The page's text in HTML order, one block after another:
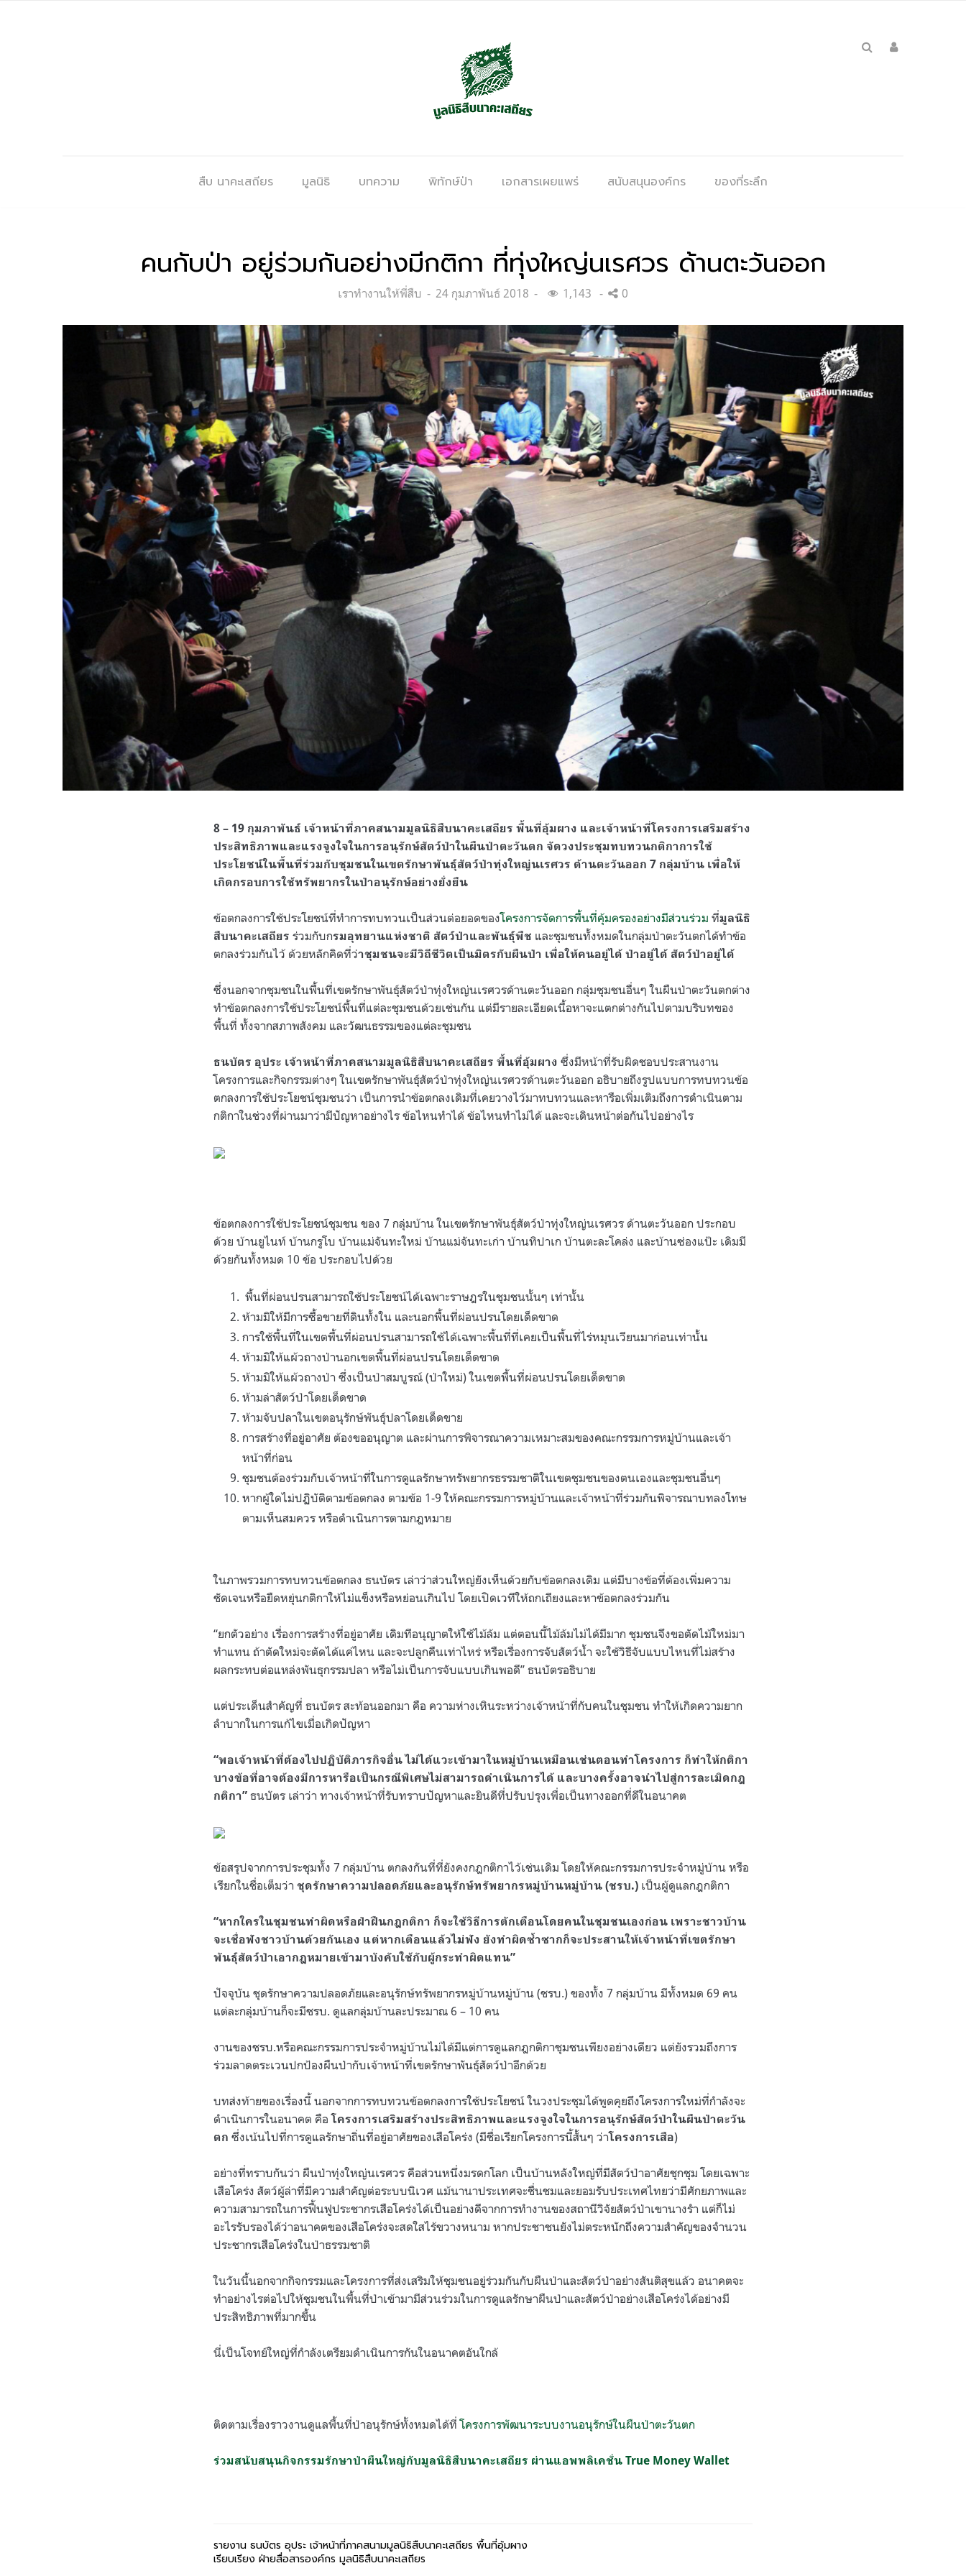
สืบ นาคะเสถียร มูลนิธิ บทความ พิทักษ์ป่า เอกสารเผยแพร่ สนับสนุนองค์กร ของที่ระลึก
คนกับป่า อยู่ร่วมกันอย่างมีกติกา ที่ทุ่งใหญ่นเรศวร ด้านตะวันออก
Categories:
เราทำงานให้พี่สืบ
Posted
24 กุมภาพันธ์ 2018 1,143 0
8 – 19 กุมภาพันธ์ เจ้าหน้าที่ภาคสนามมูลนิธิสืบนาคะเสถียร พื้นที่อุ้มผาง และเจ้าหน้าที่โครงการเสริมสร้าง
ประสิทธิภาพและแรงจูงใจในการอนุรักษ์สัตว์ป่าในผืนป่าตะวันตก จัดวงประชุมทบทวนกติกาการใช้
ประโยชน์ในพื้นที่ร่วมกับชุมชนในเขตรักษาพันธุ์สัตว์ป่าทุ่งใหญ่นเรศวร ด้านตะวันออก 7 กลุ่มบ้าน เพื่อให้
เกิดกรอบการใช้ทรัพยากรในป่าอนุรักษ์อย่างยั่งยืน
ข้อตกลงการใช้ประโยชน์ที่ทำการทบทวนเป็นส่วนต่อยอดของโครงการจัดการพื้นที่คุ้มครองอย่างมีส่วนร่วม ที่มูลนิธิ
สืบนาคะเสถียร ร่วมกับกรมอุทยานแห่งชาติ สัตว์ป่าและพันธุ์พืช และชุมชนทั้งหมดในกลุ่มป่าตะวันตกได้ทำข้อ
ตกลงร่วมกันไว้ ด้วยหลักคิดที่ว่าชุมชนจะมีวิถีชีวิตเป็นมิตรกับผืนป่า เพื่อให้คนอยู่ได้ ป่าอยู่ได้ สัตว์ป่าอยู่ได้
ซึ่งนอกจากชุมชนในพื้นที่เขตรักษาพันธุ์สัตว์ป่าทุ่งใหญ่นเรศวรด้านตะวันออก กลุ่มชุมชนอื่นๆ ในผืนป่าตะวันตกต่าง
ทำข้อตกลงการใช้ประโยชน์พื้นที่แต่ละชุมชนด้วยเช่นกัน แต่มีรายละเอียดเนื้อหาจะแตกต่างกันไปตามบริบทของ
พื้นที่ ทั้งจากสภาพสังคม และวัฒนธรรมของแต่ละชุมชน
ธนบัตร อุประ เจ้าหน้าที่ภาคสนามมูลนิธิสืบนาคะเสถียร พื้นที่อุ้มผาง ซึ่งมีหน้าที่รับผิดชอบประสานงาน
โครงการและกิจกรรมต่างๆ ในเขตรักษาพันธุ์สัตว์ป่าทุ่งใหญ่นเรศวรด้านตะวันออก อธิบายถึงรูปแบบการทบทวนข้อ
ตกลงการใช้ประโยชน์ชุมชนว่า เป็นการนำข้อตกลงเดิมที่เคยวางไว้มาทบทวนและหารือเพิ่มเติมถึงการดำเนินตาม
กติกาในช่วงที่ผ่านมาว่ามีปัญหาอย่างไร ข้อไหนทำได้ ข้อไหนทำไม่ได้ และจะเดินหน้าต่อกันไปอย่างไร
ข้อตกลงการใช้ประโยชน์ชุมชน ของ 7 กลุ่มบ้าน ในเขตรักษาพันธุ์สัตว์ป่าทุ่งใหญ่นเรศวร ด้านตะวันออก ประกอบ
ด้วย บ้านยูไนท์ บ้านกรูโบ บ้านแม่จันทะใหม่ บ้านแม่จันทะเก่า บ้านทิปาเก บ้านตะละโคล่ง และบ้านซ่องแป๊ะ เดิมมี
ด้วยกันทั้งหมด 10 ข้อ ประกอบไปด้วย
พื้นที่ผ่อนปรนสามารถใช้ประโยชน์ได้เฉพาะราษฎรในชุมชนนั้นๆ เท่านั้น
ห้ามมิให้มีการซื้อขายที่ดินทั้งใน และนอกพื้นที่ผ่อนปรนโดยเด็ดขาด
การใช้พื้นที่ในเขตพื้นที่ผ่อนปรนสามารถใช้ได้เฉพาะพื้นที่ที่เคยเป็นพื้นที่ไร่หมุนเวียนมาก่อนเท่านั้น
ห้ามมิให้แผ้วถางป่านอกเขตพื้นที่ผ่อนปรนโดยเด็ดขาด
ห้ามมิให้แผ้วถางป่า ซึ่งเป็นป่าสมบูรณ์ (ป่าใหม่) ในเขตพื้นที่ผ่อนปรนโดยเด็ดขาด
ห้ามล่าสัตว์ป่าโดยเด็ดขาด
ห้ามจับปลาในเขตอนุรักษ์พันธุ์ปลาโดยเด็ดขาย
การสร้างที่อยู่อาศัย ต้องขออนุญาต และผ่านการพิจารณาความเหมาะสมของคณะกรรมการหมู่บ้านและเจ้า
หน้าที่ก่อน
ชุมชนต้องร่วมกับเจ้าหน้าที่ในการดูแลรักษาทรัพยากรธรรมชาติในเขตชุมชนของตนเองและชุมชนอื่นๆ
หากผู้ใดไม่ปฏิบัติตามข้อตกลง ตามข้อ 1-9 ให้คณะกรรมการหมู่บ้านและเจ้าหน้าที่ร่วมกันพิจารณาบทลงโทษ
ตามเห็นสมควร หรือดำเนินการตามกฎหมาย
ในภาพรวมการทบทวนข้อตกลง ธนบัตร เล่าว่าส่วนใหญ่ยังเห็นด้วยกับข้อตกลงเดิม แต่มีบางข้อที่ต้องเพิ่มความ
ชัดเจนหรือยืดหยุ่นกติกาให้ไม่แข็งหรือหย่อนเกินไป โดยเปิดเวทีให้ถกเถียงและหาข้อตกลงร่วมกัน
“ยกตัวอย่าง เรื่องการสร้างที่อยู่อาศัย เดิมทีอนุญาตให้ใช้ไม้ล้ม แต่ตอนนี้ไม้ล้มไม่ได้มีมาก ชุมชนจึงขอตัดไม้ใหม่มา
ทำแทน ถ้าตัดใหม่จะตัดได้แค่ไหน และจะปลูกคืนเท่าไหร่ หรือเรื่องการจับสัตว์น้ำ จะใช้วิธีจับแบบไหนที่ไม่สร้าง
ผลกระทบต่อแหล่งพันธุกรรมปลา หรือไม่เป็นการจับแบบเกินพอดี” ธนบัตรอธิบาย
แต่ประเด็นสำคัญที่ ธนบัตร สะท้อนออกมา คือ ความห่างเหินระหว่างเจ้าหน้าที่กับคนในชุมชน ทำให้เกิดความยาก
ลำบากในการแก้ไขเมื่อเกิดปัญหา
“พอเจ้าหน้าที่ต้องไปปฏิบัติภารกิจอื่น ไม่ได้แวะเข้ามาในหมู่บ้านเหมือนเช่นตอนทำโครงการ ก็ทำให้กติกา
บางข้อที่อาจต้องมีการหารือเป็นกรณีพิเศษไม่สามารถดำเนินการได้ และบางครั้งอาจนำไปสู่การละเมิดกฎ
กติกา” ธนบัตร เล่าว่า ทางเจ้าหน้าที่รับทราบปัญหาและยินดีที่ปรับปรุงเพื่อเป็นทางออกที่ดีในอนาคต
ข้อสรุปจากการประชุมทั้ง 7 กลุ่มบ้าน ตกลงกันที่ที่ยังคงกฎกติกาไว้เช่นเดิม โดยให้คณะกรรมการประจำหมู่บ้าน หรือ
เรียกในชื่อเต็มว่า ชุดรักษาความปลอดภัยและอนุรักษ์ทรัพยากรหมู่บ้านหมู่บ้าน (ชรบ.) เป็นผู้ดูแลกฎกติกา
“หากใครในชุมชนทำผิดหรือฝ่าฝืนกฎกติกา ก็จะใช้วิธีการตักเตือนโดยคนในชุมชนเองก่อน เพราะชาวบ้าน
จะเชื่อฟังชาวบ้านด้วยกันเอง แต่หากเตือนแล้วไม่ฟัง ยังทำผิดซ้ำซากก็จะประสานให้เจ้าหน้าที่เขตรักษา
พันธุ์สัตว์ป่าเอากฎหมายเข้ามาบังคับใช้กับผู้กระทำผิดแทน”
ปัจจุบัน ชุดรักษาความปลอดภัยและอนุรักษ์ทรัพยากรหมู่บ้านหมู่บ้าน (ชรบ.) ของทั้ง 7 กลุ่มบ้าน มีทั้งหมด 69 คน
แต่ละกลุ่มบ้านก็จะมีชรบ. ดูแลกลุ่มบ้านละประมาณ 6 – 10 คน
งานของชรบ.หรือคณะกรรมการประจำหมู่บ้านไม่ได้มีแต่การดูแลกฎกติกาชุมชนเพียงอย่างเดียว แต่ยังรวมถึงการ
ร่วมลาดตระเวนปกป้องผืนป่ากับเจ้าหน้าที่เขตรักษาพันธุ์สัตว์ป่าอีกด้วย
บทส่งท้ายของเรื่องนี้ นอกจากการทบทวนข้อตกลงการใช้ประโยชน์ ในวงประชุมได้พูดคุยถึงโครงการใหม่ที่กำลังจะ
ดำเนินการในอนาคต คือโครงการเสริมสร้างประสิทธิภาพและแรงจูงใจในการอนุรักษ์สัตว์ป่าในผืนป่าตะวัน
ตก ซึ่งเน้นไปที่การดูแลรักษาถิ่นที่อยู่อาศัยของเสือโคร่ง (มีชื่อเรียกโครงการนี้สั้นๆ ว่าโครงการเสือ)
อย่างที่ทราบกันว่า ผืนป่าทุ่งใหญ่นเรศวร คือส่วนหนึ่งมรดกโลก เป็นบ้านหลังใหญ่ที่มีสัตว์ป่าอาศัยชุกชุม โดยเฉพาะ
เสือโคร่ง สัตว์ผู้ล่าที่มีความสำคัญต่อระบบนิเวศ แม้นานาประเทศจะชื่นชมและยอมรับประเทศไทยว่ามีศักยภาพและ
ความสามารถในการฟื้นฟูประชากรเสือโคร่งได้เป็นอย่างดีจากการทำงานของสถานีวิจัยสัตว์ป่าเขานางรำ แต่ก็ไม่
อะไรรับรองได้ว่าอนาคตของเสือโคร่งจะสดใสไร้ขวางหนาม หากประชาชนยังไม่ตระหนักถึงความสำคัญของจำนวน
ประชากรเสือโคร่งในป่าธรรมชาติ
ในวันนี้นอกจากกิจกรรมและโครงการที่ส่งเสริมให้ชุมชนอยู่ร่วมกันกับผืนป่าและสัตว์ป่าอย่างสันติสุขแล้ว อนาคตจะ
ทำอย่างไรต่อไปให้ชุมชนในพื้นที่ป่าเข้ามามีส่วนร่วมในการดูแลรักษาผืนป่าและสัตว์ป่าอย่างเสือโคร่งได้อย่างมี
ประสิทธิภาพที่มากขึ้น
นี่เป็นโจทย์ใหญ่ที่กำลังเตรียมดำเนินการกันในอนาคตอันใกล้
ติดตามเรื่องราวงานดูแลพื้นที่ป่าอนุรักษ์ทั้งหมดได้ที่โครงการพัฒนาระบบงานอนุรักษ์ในผืนป่าตะวันตก
ร่วมสนับสนุนกิจกรรมรักษาป่าผืนใหญ่กับมูลนิธิสืบนาคะเสถียร ผ่านแอพพลิเคชั่น True Money Wallet
รายงาน ธนบัตร อุประ เจ้าหน้าที่ภาคสนามมูลนิธิสืบนาคะเสถียร พื้นที่อุ้มผาง
เรียบเรียง ฝ่ายสื่อสารองค์กร มูลนิธิสืบนาคะเสถียร